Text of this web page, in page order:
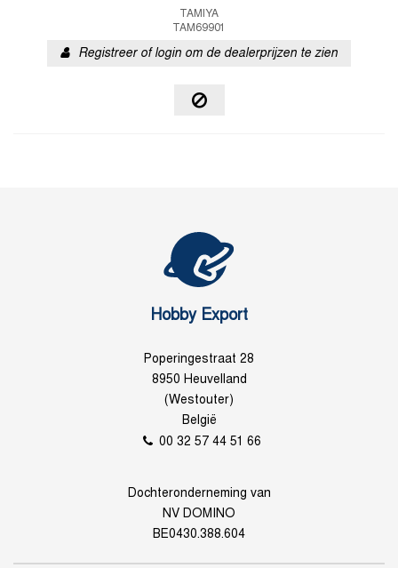
TAMIYA
TAM69901
Registreer of login om de dealerprijzen te zien
Hobby Export
Poperingestraat 28
8950 Heuvelland
(Westouter)
België
00 32 57 44 51 66
Dochteronderneming van
NV DOMINO
BE0430.388.604